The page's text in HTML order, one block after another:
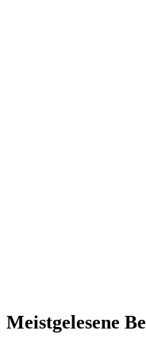
Meistgelesene